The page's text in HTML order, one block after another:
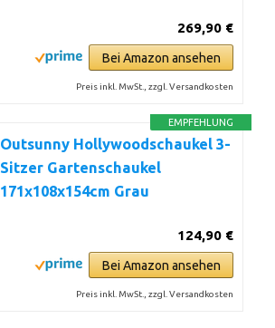
269,90 €
Bei Amazon ansehen
Preis inkl. MwSt., zzgl. Versandkosten
EMPFEHLUNG
Outsunny Hollywoodschaukel 3-
Sitzer Gartenschaukel
171x108x154cm Grau
124,90 €
Bei Amazon ansehen
Preis inkl. MwSt., zzgl. Versandkosten